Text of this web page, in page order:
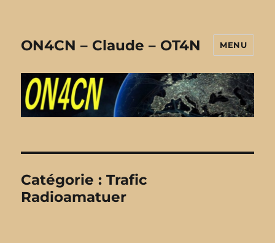
ON4CN – Claude – OT4N MENU
Catégorie :Trafic
Radioamatuer